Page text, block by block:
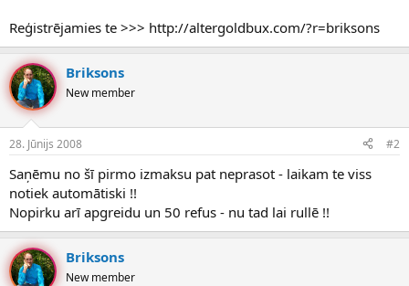
Reģistrējamies te >>> http://altergoldbux.com/?r=briksons
Briksons
New member
28. Jūnijs 2008 #2
Saņēmu no šī pirmo izmaksu pat neprasot - laikam te viss
notiek automātiski !!
Nopirku arī apgreidu un 50 refus - nu tad lai rullē !!
Briksons
New member